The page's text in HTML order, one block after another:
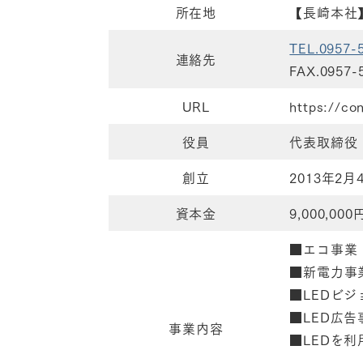
所在地
【長崎本
連絡先
TEL.0957-
URL
https://
役員
代表取締
創立
2013年2月
資本金
9,000,000
事業内容
■エコ事業
■新電力事
■LEDビジ
■LED広告
■LEDを利